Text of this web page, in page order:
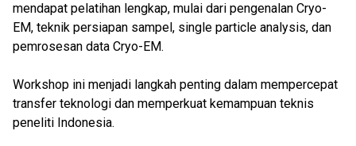
mendapat pelatihan lengkap, mulai dari pengenalan Cryo-
EM, teknik persiapan sampel, single particle analysis, dan
pemrosesan data Cryo-EM.
Workshop ini menjadi langkah penting dalam mempercepat
transfer teknologi dan memperkuat kemampuan teknis
peneliti Indonesia.